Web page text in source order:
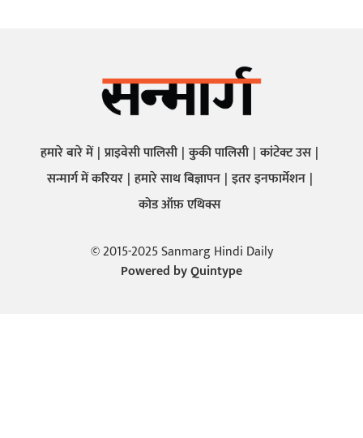
हमारे बारे में प्राइवेसी पालिसी कुकी पालिसी कांटेक्ट उस
सन्मार्ग में करियर हमारे साथ बिज्ञापन इतर इनफार्मेशन
कोड ऑफ़ एथिक्स
© 2015-2025 Sanmarg Hindi Daily
Powered byQuintype